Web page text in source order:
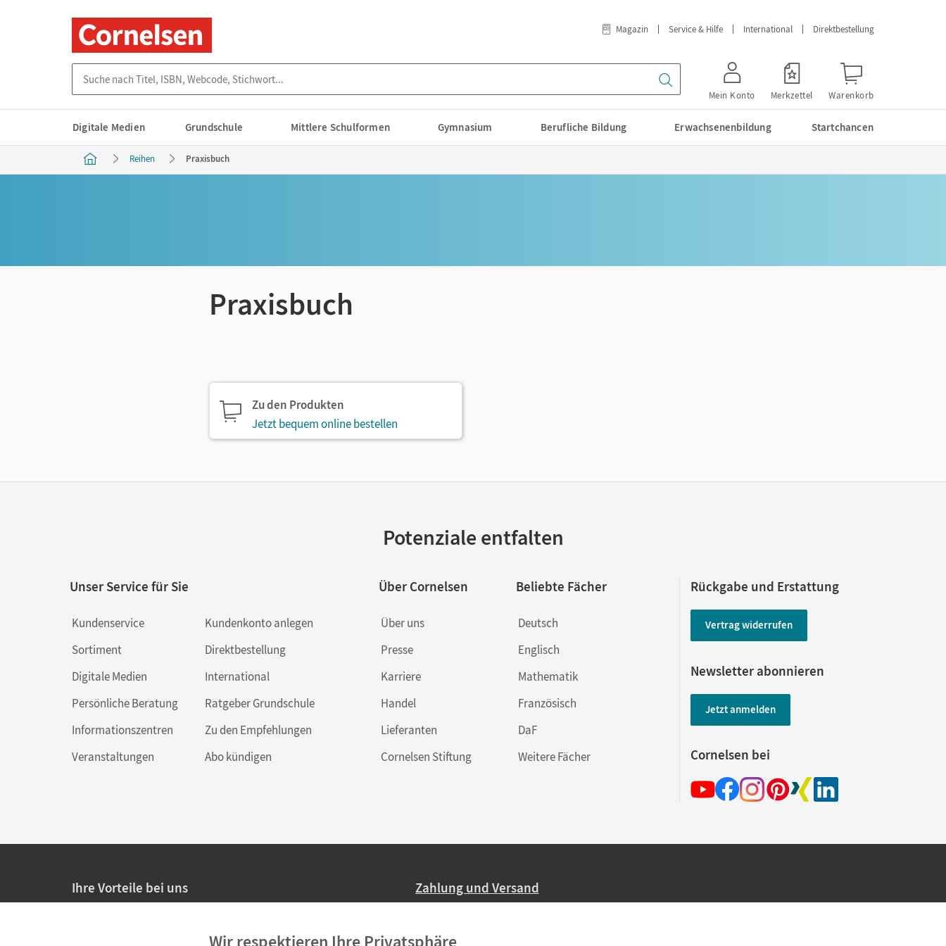
Magazin Service & Hilfe International Direktbestellung
Mein Konto Merkzettel Warenkorb
Digitale Medien Grundschule Mittlere Schulformen Gymnasium Berufliche Bildung Erwachsenenbildung Startchancen
Reihen Praxisbuch
Praxisbuch
Zu den Produkten
Jetzt bequem online bestellen
Potenziale entfalten
Unser Service für Sie
Kundenservice
Sortiment
Digitale Medien
Persönliche Beratung
Informationszentren
Veranstaltungen
Kundenkonto anlegen
Direktbestellung
International
Ratgeber Grundschule
Zu den Empfehlungen
Abo kündigen
Über Cornelsen
Über uns
Presse
Karriere
Handel
Lieferanten
Cornelsen Stiftung
Beliebte Fächer
Deutsch
Englisch
Mathematik
Französisch
DaF
Weitere Fächer
Rückgabe und Erstattung
Vertrag widerrufen
Newsletter abonnieren
Jetzt anmelden
Cornelsen bei
Ihre Vorteile bei uns Zahlung und Versand
Wir respektieren Ihre Privatsphäre